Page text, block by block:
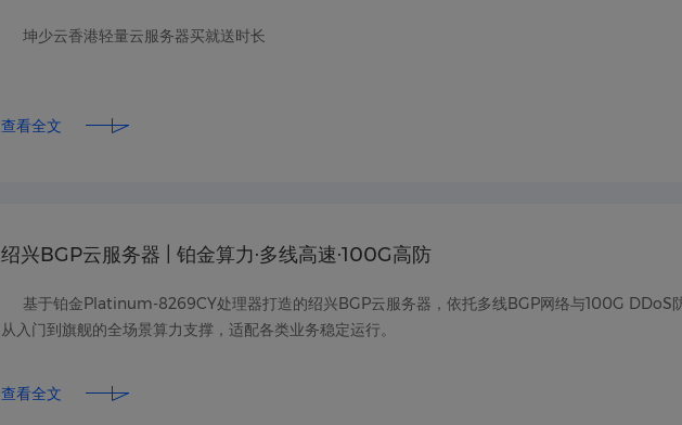
坤少云香港轻量云服务器买就送时长
查看全文
绍兴BGP云服务器 | 铂金算力·多线高速·100G高防
基于铂金Platinum-8269CY处理器打造的绍兴BGP云服务器，依托多线BGP网络与100G DDoS
从入门到旗舰的全场景算力支撑，适配各类业务稳定运行。
查看全文